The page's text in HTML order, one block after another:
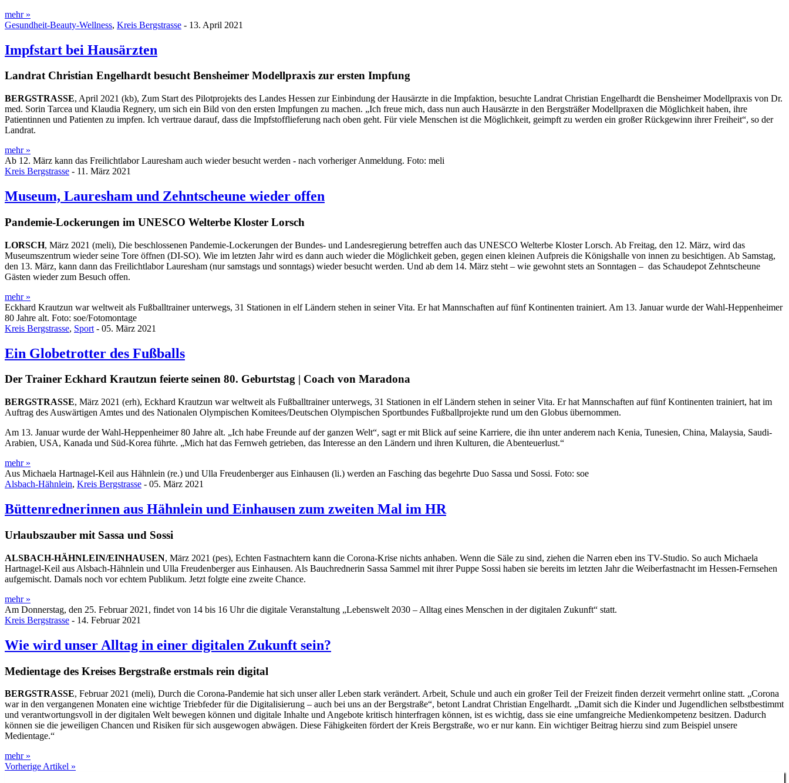
mehr »
Gesundheit-Beauty-Wellness, Kreis Bergstrasse - 13. April 2021
Impfstart bei Hausärzten
Landrat Christian Engelhardt besucht Bensheimer Modellpraxis zur ersten Impfung
BERGSTRASSE, April 2021 (kb), Zum Start des Pilotprojekts des Landes Hessen zur Einbindung der Hausärzte in die Impfaktion, besuchte Landrat Christian Engelhardt die Bensheimer Modellpraxis von Dr.
med. Sorin Tarcea und Klaudia Regnery, um sich ein Bild von den ersten Impfungen zu machen. „Ich freue mich, dass nun auch Hausärzte in den Bergsträßer Modellpraxen die Möglichkeit haben, ihre
Patientinnen und Patienten zu impfen. Ich vertraue darauf, dass die Impfstofflieferung nach oben geht. Für viele Menschen ist die Möglichkeit, geimpft zu werden ein großer Rückgewinn ihrer Freiheit“, so der
Landrat.
mehr »
Ab 12. März kann das Freilichtlabor Lauresham auch wieder besucht werden - nach vorheriger Anmeldung. Foto: meli
Kreis Bergstrasse - 11. März 2021
Museum, Lauresham und Zehntscheune wieder offen
Pandemie-Lockerungen im UNESCO Welterbe Kloster Lorsch
LORSCH, März 2021 (meli), Die beschlossenen Pandemie-Lockerungen der Bundes- und Landesregierung betreffen auch das UNESCO Welterbe Kloster Lorsch. Ab Freitag, den 12. März, wird das
Museumszentrum wieder seine Tore öffnen (DI-SO). Wie im letzten Jahr wird es dann auch wieder die Möglichkeit geben, gegen einen kleinen Aufpreis die Königshalle von innen zu besichtigen. Ab Samstag,
den 13. März, kann dann das Freilichtlabor Lauresham (nur samstags und sonntags) wieder besucht werden. Und ab dem 14. März steht – wie gewohnt stets an Sonntagen – das Schaudepot Zehntscheune
Gästen wieder zum Besuch offen.
mehr »
Eckhard Krautzun war weltweit als Fußballtrainer unterwegs, 31 Stationen in elf Ländern stehen in seiner Vita. Er hat Mannschaften auf fünf Kontinenten trainiert. Am 13. Januar wurde der Wahl-Heppenheimer
80 Jahre alt. Foto: soe/Fotomontage
Kreis Bergstrasse, Sport - 05. März 2021
Ein Globetrotter des Fußballs
Der Trainer Eckhard Krautzun feierte seinen 80. Geburtstag | Coach von Maradona
BERGSTRASSE, März 2021 (erh), Eckhard Krautzun war weltweit als Fußballtrainer unterwegs, 31 Stationen in elf Ländern stehen in seiner Vita. Er hat Mannschaften auf fünf Kontinenten trainiert, hat im
Auftrag des Auswärtigen Amtes und des Nationalen Olympischen Komitees/Deutschen Olympischen Sportbundes Fußballprojekte rund um den Globus übernommen.
Am 13. Januar wurde der Wahl-Heppenheimer 80 Jahre alt. „Ich habe Freunde auf der ganzen Welt“, sagt er mit Blick auf seine Karriere, die ihn unter anderem nach Kenia, Tunesien, China, Malaysia, Saudi-
Arabien, USA, Kanada und Süd-Korea führte. „Mich hat das Fernweh getrieben, das Interesse an den Ländern und ihren Kulturen, die Abenteuerlust.“
mehr »
Aus Michaela Hartnagel-Keil aus Hähnlein (re.) und Ulla Freudenberger aus Einhausen (li.) werden an Fasching das begehrte Duo Sassa und Sossi. Foto: soe
Alsbach-Hähnlein, Kreis Bergstrasse - 05. März 2021
Büttenrednerinnen aus Hähnlein und Einhausen zum zweiten Mal im HR
Urlaubszauber mit Sassa und Sossi
ALSBACH-HÄHNLEIN/EINHAUSEN, März 2021 (pes), Echten Fastnachtern kann die Corona-Krise nichts anhaben. Wenn die Säle zu sind, ziehen die Narren eben ins TV-Studio. So auch Michaela
Hartnagel-Keil aus Alsbach-Hähnlein und Ulla Freudenberger aus Einhausen. Als Bauchrednerin Sassa Sammel mit ihrer Puppe Sossi haben sie bereits im letzten Jahr die Weiberfastnacht im Hessen-Fernsehen
aufgemischt. Damals noch vor echtem Publikum. Jetzt folgte eine zweite Chance.
mehr »
Am Donnerstag, den 25. Februar 2021, findet von 14 bis 16 Uhr die digitale Veranstaltung „Lebenswelt 2030 – Alltag eines Menschen in der digitalen Zukunft“ statt.
Kreis Bergstrasse - 14. Februar 2021
Wie wird unser Alltag in einer digitalen Zukunft sein?
Medientage des Kreises Bergstraße erstmals rein digital
BERGSTRASSE, Februar 2021 (meli), Durch die Corona-Pandemie hat sich unser aller Leben stark verändert. Arbeit, Schule und auch ein großer Teil der Freizeit finden derzeit vermehrt online statt. „Corona
war in den vergangenen Monaten eine wichtige Triebfeder für die Digitalisierung – auch bei uns an der Bergstraße“, betont Landrat Christian Engelhardt. „Damit sich die Kinder und Jugendlichen selbstbestimmt
und verantwortungsvoll in der digitalen Welt bewegen können und digitale Inhalte und Angebote kritisch hinterfragen können, ist es wichtig, dass sie eine umfangreiche Medienkompetenz besitzen. Dadurch
können sie die jeweiligen Chancen und Risiken für sich ausgewogen abwägen. Diese Fähigkeiten fördert der Kreis Bergstraße, wo er nur kann. Ein wichtiger Beitrag hierzu sind zum Beispiel unsere
Medientage.“
mehr »
Vorherige Artikel »